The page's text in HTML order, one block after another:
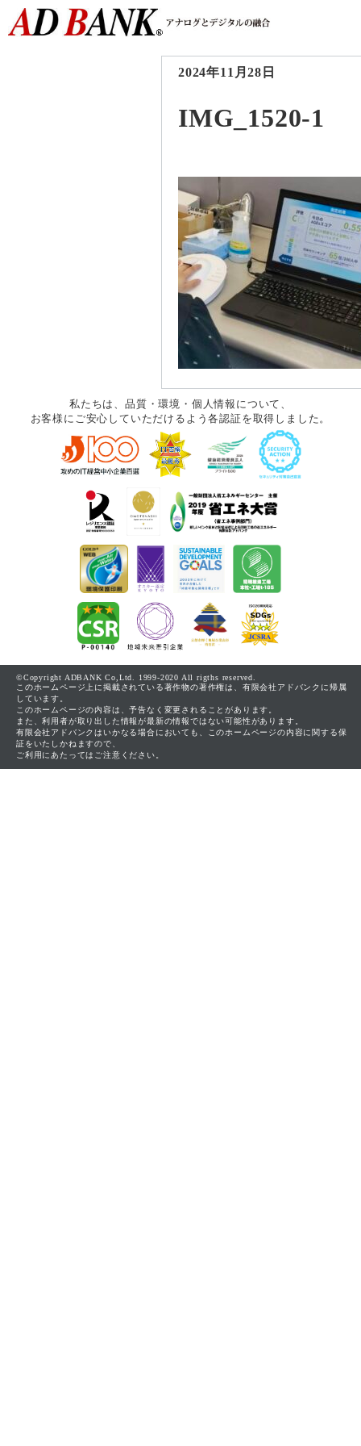
2024年11月28日
IMG_1520-1
私たちは、品質・環境・個人情報について、
お客様にご安心していただけるよう各認証を取得しました。
©Copyright ADBANK Co,Ltd. 1999-2020 All rigths reserved.
このホームページ上に掲載されている著作物の著作権は、有限会社アドバンクに帰属
しています。
このホームページの内容は、予告なく変更されることがあります。
また、利用者が取り出した情報が最新の情報ではない可能性があります。
有限会社アドバンクはいかなる場合においても、このホームページの内容に関する保
証をいたしかねますので、
ご利用にあたってはご注意ください。